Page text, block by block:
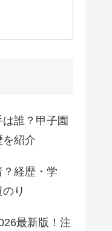
誰？甲子園
を紹介
経歴・学
り
最新版！注